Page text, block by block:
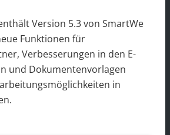
Version 5.3 von SmartWe
Funktionen für
Verbesserungen in den E-
und Dokumentenvorlagen
in